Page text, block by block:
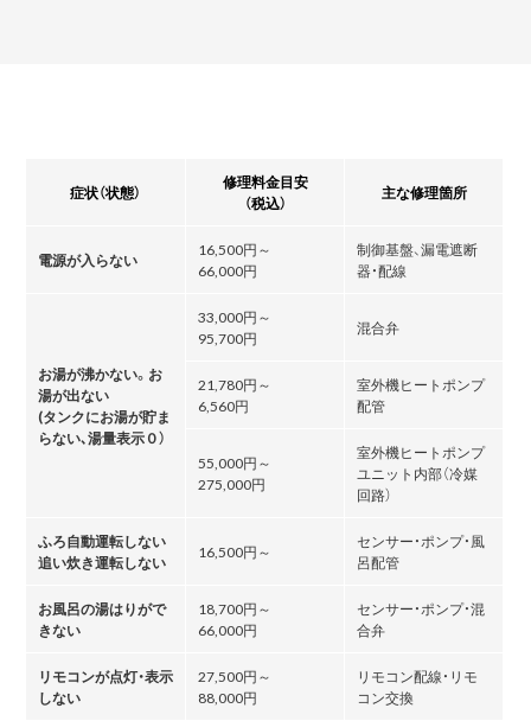
症状（状態）
修理料金目安
（税込）
主な修理箇所
電源が入らない
16,500円～
66,000円
制御基盤、漏電遮断
器・配線
お湯が沸かない。お
湯が出ない
(タンクにお湯が貯ま
らない､湯量表示０）
33,000円～
95,700円
混合弁
21,780円～
6,560円
室外機ヒートポンプ
配管
55,000円～
275,000円
室外機ヒートポンプ
ユニット内部（冷媒
回路）
ふろ自動運転しない
追い炊き運転しない
16,500円～
センサー・ポンプ・風
呂配管
お風呂の湯はりがで
きない
18,700円～
66,000円
センサー・ポンプ・混
合弁
リモコンが点灯・表示
しない
27,500円～
88,000円
リモコン配線・リモ
コン交換